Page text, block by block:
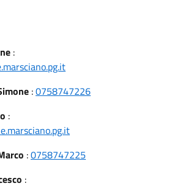
:
:0758747226
:
:0758747225
: